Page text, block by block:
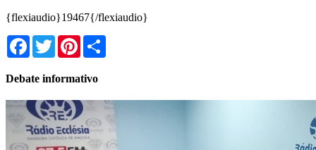
{flexiaudio}19467{/flexiaudio}
Facebook
TwitterPinterest
Debate informativo